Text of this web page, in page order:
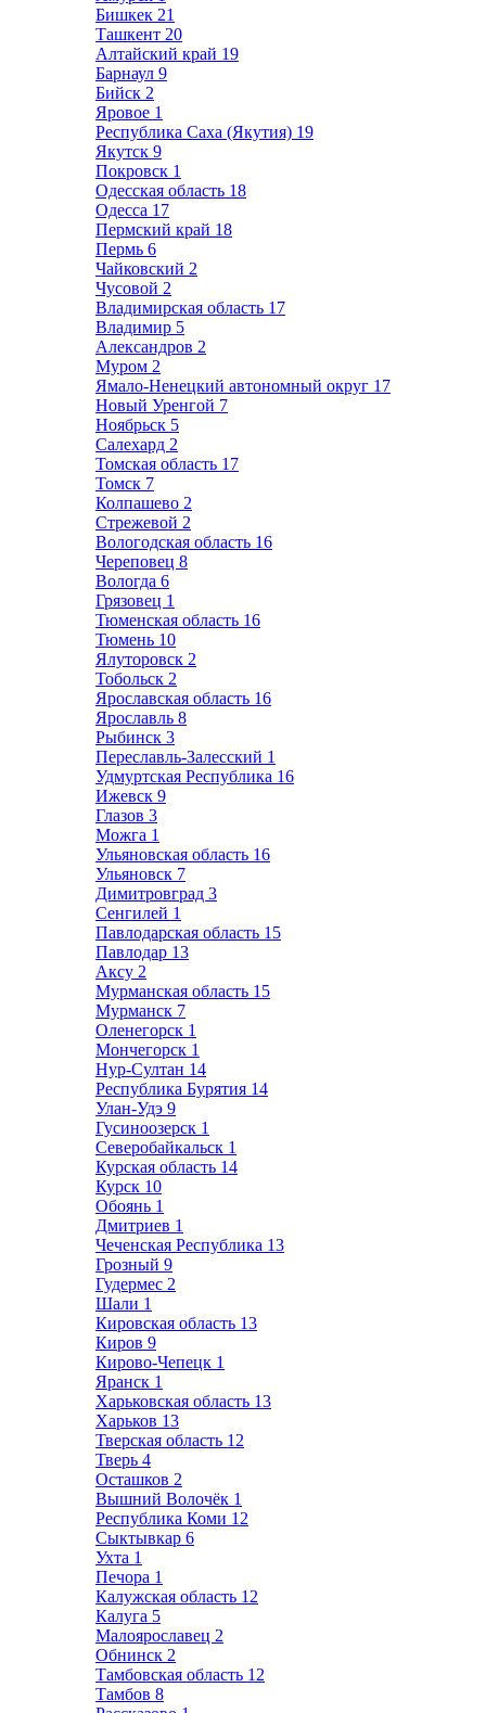
Бишкек 21
Ташкент 20
Алтайский край 19
Барнаул 9
Бийск 2
Яровое 1
Республика Саха (Якутия) 19
Якутск 9
Покровск 1
Одесская область 18
Одесса 17
Пермский край 18
Пермь 6
Чайковский 2
Чусовой 2
Владимирская область 17
Владимир 5
Александров 2
Муром 2
Ямало-Ненецкий автономный округ 17
Новый Уренгой 7
Ноябрьск 5
Салехард 2
Томская область 17
Томск 7
Колпашево 2
Стрежевой 2
Вологодская область 16
Череповец 8
Вологда 6
Грязовец 1
Тюменская область 16
Тюмень 10
Ялуторовск 2
Тобольск 2
Ярославская область 16
Ярославль 8
Рыбинск 3
Переславль-Залесский 1
Удмуртская Республика 16
Ижевск 9
Глазов 3
Можга 1
Ульяновская область 16
Ульяновск 7
Димитровград 3
Сенгилей 1
Павлодарская область 15
Павлодар 13
Аксу 2
Мурманская область 15
Мурманск 7
Оленегорск 1
Мончегорск 1
Нур-Султан 14
Республика Бурятия 14
Улан-Удэ 9
Гусиноозерск 1
Северобайкальск 1
Курская область 14
Курск 10
Обоянь 1
Дмитриев 1
Чеченская Республика 13
Грозный 9
Гудермес 2
Шали 1
Кировская область 13
Киров 9
Кирово-Чепецк 1
Яранск 1
Харьковская область 13
Харьков 13
Тверская область 12
Тверь 4
Осташков 2
Вышний Волочёк 1
Республика Коми 12
Сыктывкар 6
Ухта 1
Печора 1
Калужская область 12
Калуга 5
Малоярославец 2
Обнинск 2
Тамбовская область 12
Тамбов 8